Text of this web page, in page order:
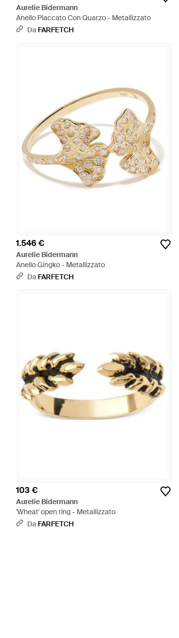
Aurelie Bidermann
Anello Placcato Con Quarzo - Metallizzato
Da FARFETCH
1.546 €
Aurelie Bidermann
Anello Gingko - Metallizzato
Da FARFETCH
103 €
Aurelie Bidermann
'Wheat' open ring - Metallizzato
Da FARFETCH